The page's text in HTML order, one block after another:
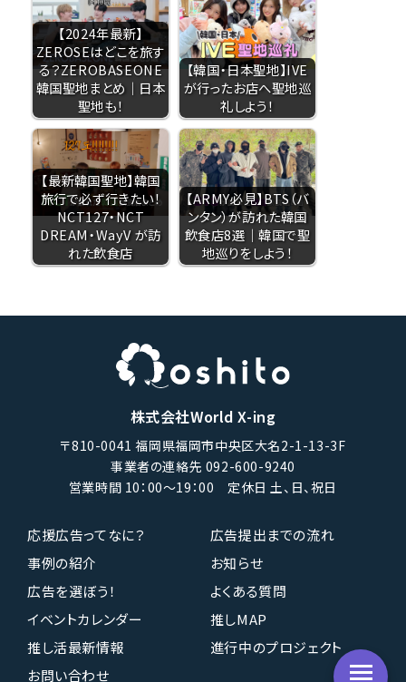
【2024年最新】
ZEROSEはどこを旅す
る？ZEROBASEONE
韓国聖地まとめ｜日本
聖地も！
【韓国・日本聖地】IVE
が行ったお店へ聖地巡
礼しよう！
【最新韓国聖地】韓国
旅行で必ず行きたい！
NCT127・NCT
DREAM・WayV が訪
れた飲食店
【ARMY必見】BTS（バ
ンタン）が訪れた韓国
飲食店8選｜韓国で聖
地巡りをしよう！
株式会社World X-ing
〒810-0041 福岡県福岡市中央区大名2-1-13-3F
事業者の連絡先 092-600-9240
営業時間 10：00〜19：00 定休日 土、日、祝日
応援広告ってなに？
広告提出までの流れ
事例の紹介
お知らせ
広告を選ぼう！
よくある質問
イベントカレンダー
推しMAP
推し活最新情報
進行中のプロジェクト
お問い合わせ